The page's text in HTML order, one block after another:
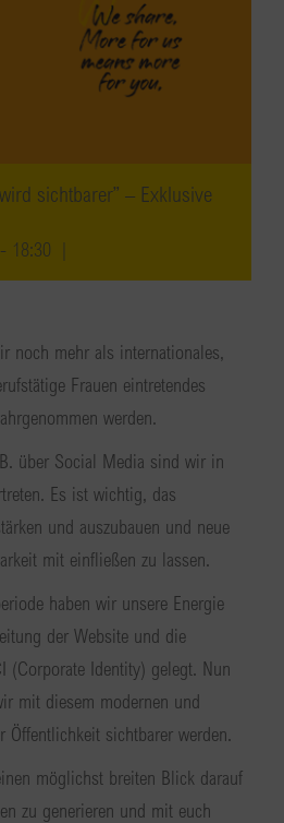
sichtbarer” – Exklusive
- 18:30
noch mehr als internationales,
Frauen eintretendes
werden.
über Social Media sind wir in
Es ist wichtig, das
und auszubauen und neue
mit einfließen zu lassen.
haben wir unsere Energie
der Website und die
(Corporate Identity) gelegt. Nun
mit diesem modernen und
Öffentlichkeit sichtbarer werden.
möglichst breiten Blick darauf
zu generieren und mit euch